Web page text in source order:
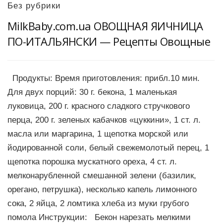
Без рубрики
MilkBaby.com.ua ОВОЩНАЯ ЯИЧНИЦА
ПО-ИТАЛЬЯНСКИ — Рецепты Овощные
Продукты: Время приготовления: прибл.10 мин.
Для двух порций: 30 г. бекона, 1 маленькая
луковица, 200 г. красного сладкого стручкового
перца, 200 г. зеленых кабачков «цуккини», 1 ст. л.
масла или маргарина, 1 щепотка морской или
йодированной соли, белый свежемолотый перец, 1
щепотка порошка мускатного ореха, 4 ст. л.
мелконарубленной смешанной зелени (базилик,
орегано, петрушка), несколько капель лимонного
сока, 2 яйца, 2 ломтика хлеба из муки грубого
помола Инструкции: Бекон нарезать мелкими